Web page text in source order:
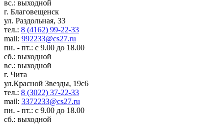
вс.: выходной
г. Благовещенск
ул. Раздольная, 33
тел.: 8 (4162) 99-22-33
mail: 992233@cs27.ru
пн. - пт.: с 9.00 до 18.00
сб.: выходной
вс.: выходной
г. Чита
ул.Красной Звезды, 19с6
тел.: 8 (3022) 37-22-33
mail: 3372233@cs27.ru
пн. - пт.: с 9.00 до 18.00
сб.: выходной